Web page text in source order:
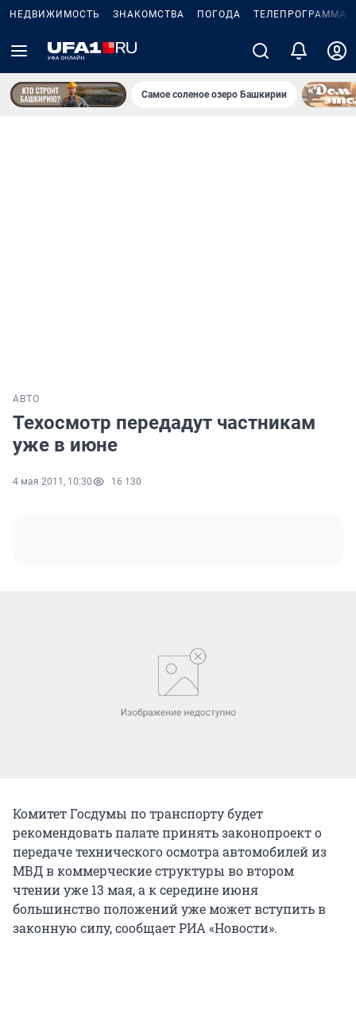
НЕДВИЖИМОСТЬ ЗНАКОМСТВА ПОГОДА ТЕЛЕПРОГРАММА
Самое соленое озеро Башкирии
АВТО
Техосмотр передадут частникам
уже в июне
4 мая 2011, 10:30 16 130
Комитет Госдумы по транспорту будет
рекомендовать палате принять законопроект о
передаче технического осмотра автомобилей из
МВД в коммерческие структуры во втором
чтении уже 13 мая, а к середине июня
большинство положений уже может вступить в
законную силу, сообщает РИА «Новости».